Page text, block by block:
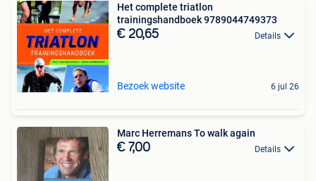
Het complete triatlon
trainingshandboek 9789044749373
€ 20,65 Details
Bezoek website 6 jul 26
Marc Herremans To walk again
€ 7,00 Details